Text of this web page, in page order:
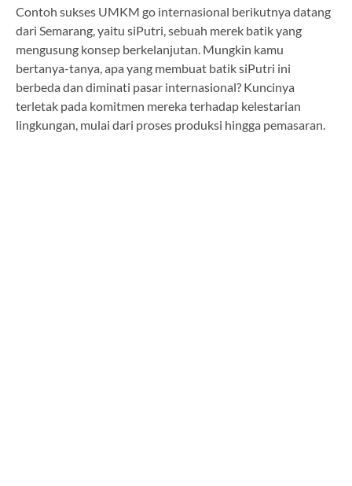
Contoh sukses UMKM go internasional berikutnya datang
dari Semarang, yaitu siPutri, sebuah merek batik yang
mengusung konsep berkelanjutan. Mungkin kamu
bertanya-tanya, apa yang membuat batik siPutri ini
berbeda dan diminati pasar internasional? Kuncinya
terletak pada komitmen mereka terhadap kelestarian
lingkungan, mulai dari proses produksi hingga pemasaran.